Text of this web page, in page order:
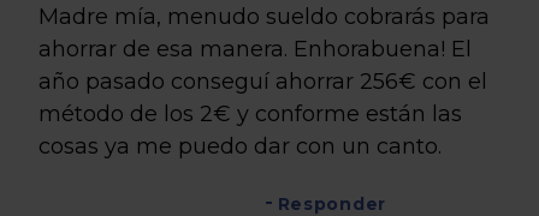
Madre mía, menudo sueldo cobrarás para
ahorrar de esa manera. Enhorabuena! El
año pasado conseguí ahorrar 256€ con el
método de los 2€ y conforme están las
cosas ya me puedo dar con un canto.
Responder